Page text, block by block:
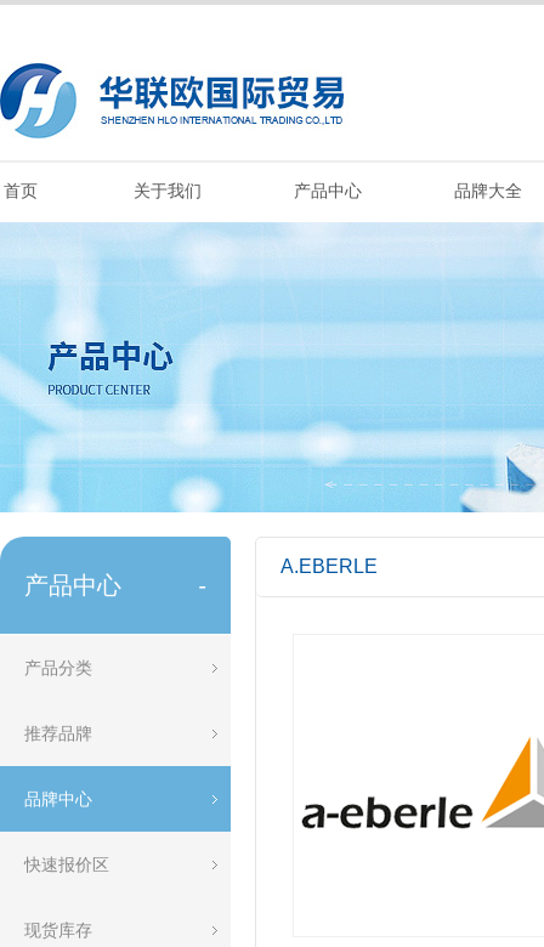
首页 关于我们 产品中心 品牌大全
产品中心 -
产品分类
推荐品牌
品牌中心
快速报价区
现货库存
A.EBERLE